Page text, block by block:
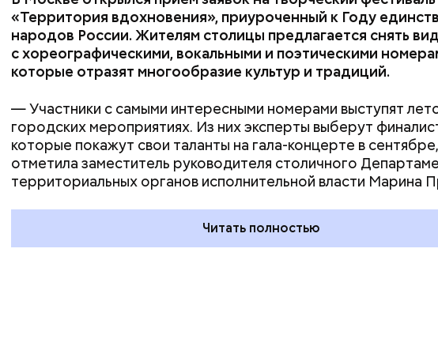
День разглядывания
горизонта и День пьяного
курсанта: какие праздники
отмечают в России и мире 5
День качания на качелях и
День шампанского: какие
праздники отмечают в
и мире 4 августа
«Территория вдохновения», приуроченный к Году
народов России. Жителям столицы предлагается снять
с хореографическими, вокальными и поэтическими
которые отразят многообразие культур и традиций.
— Участники с самыми интересными номерами выступят
городских мероприятиях. Из них эксперты выберут
которые покажут свои таланты на гала-концерте в
отметила заместитель руководителя столичного
территориальных органов исполнительной власти Марина
Читать полностью